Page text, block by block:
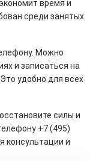
время и
среди занятых
Можно
и записаться на
удобно для всех
силы и
+7 (495)
консультации и